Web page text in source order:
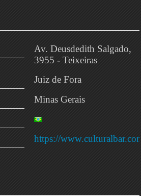
Av. Deusdedith Salgado,
3955 - Teixeiras
Juiz de Fora
Minas Gerais
https://